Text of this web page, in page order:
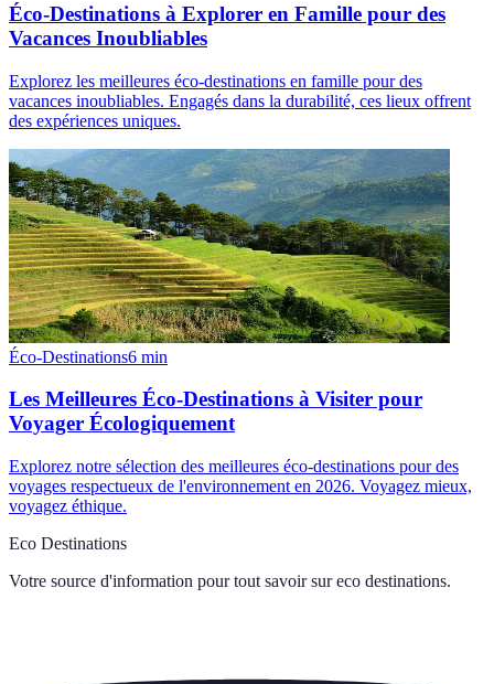
Éco-Destinations à Explorer en Famille pour des
Vacances Inoubliables
Explorez les meilleures éco-destinations en famille pour des
vacances inoubliables. Engagés dans la durabilité, ces lieux offrent
des expériences uniques.
Éco-Destinations6 min
Les Meilleures Éco-Destinations à Visiter pour
Voyager Écologiquement
Explorez notre sélection des meilleures éco-destinations pour des
voyages respectueux de l'environnement en 2026. Voyagez mieux,
voyagez éthique.
Eco Destinations
Votre source d'information pour tout savoir sur eco destinations.